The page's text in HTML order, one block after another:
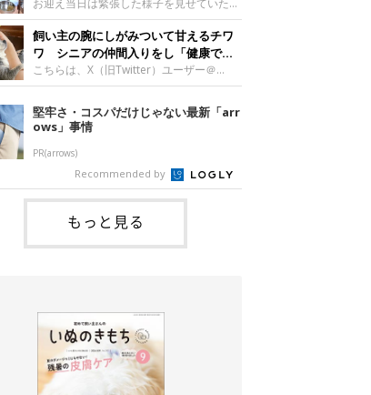
された一枚です。この日、なっちゃんは家
族と一緒におもちゃで遊んでいました。た
くさん遊んで疲れたのか、その後は眠り始
めたそうです。眠るなっちゃん。
@Pkndg_
表情を見せる小次郎くん（2026年6月撮
影）。@mika_Jimmy紹介するのは、X（旧
Twitter）ユーザー@mika_Jimmyさんの愛
犬・小次郎くん（撮影時5才）。こちら
は、飼い主さんの妹さんと一緒に散歩をし
日、飼い主さんは実家から自宅へ帰る途
中、妹さんと公園で待ち合わせ
を克服し頼もしいコに成長！
お迎え当日は緊張した様子を見せていた元
野犬の保護子犬。あれから約3年半、苦手
だったことを一つひとつ克服し、家族に寄
り添う姿を見せています。お迎え当日、ケ
ージの隅で不安そうにお迎え当日のシルビ
アちゃん。@nemonemotos今回紹介する
のは、X（旧Twitter）ユーザー
@nemonemotosさんの愛犬・シルビアち
ゃん（撮影当時、生後推定2カ月）。飼い
主さんが「#最初に撮った一枚」として投
稿した写真には、ケージの隅で不安そうな
表情を浮かべるシルビアちゃんの姿が写っ
ていました。こちらは、保護犬だったシル
飼い主の腕にしがみついて甘えるチワ
ワ シニアの仲間入りをし「健康で穏
やかな暮らしが続いてほしい」と願う
こちらは、X（旧Twitter）ユーザー＠
kotubusuke617さんが投稿した写真。写
っているのは、愛犬でチワワのつぶしゃん
（本名：こつぶちゃん）です。飼い主さん
の腕にしがみつくつぶしゃん（撮影時6
才）＠kotubusuke617撮影当時の状況に
ついて伺うと、飼い主さんはこう教えてく
れました。飼い主さん： 「ある休日のこ
とです。私がソファに座った途端にひざの
上にのってきたので、そのままなでながら
テレビを見ていたのですが、微動だにしな
いので気になって見てみると、腕にしがみ
堅牢さ・コスパだけじゃない最新「arr
ows」事情
PR(arrows)
Recommended by
もっと見る